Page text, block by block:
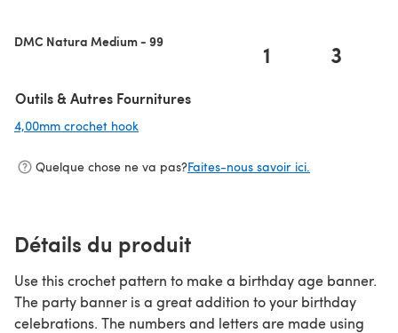
DMC Natura Medium - 99 1 3
Outils & Autres Fournitures
4,00mm crochet hook
Quelque chose ne va pas?Faites-nous savoir ici.
Détails du produit
Use this crochet pattern to make a birthday age banner.
The party banner is a great addition to your birthday
celebrations. The numbers and letters are made using